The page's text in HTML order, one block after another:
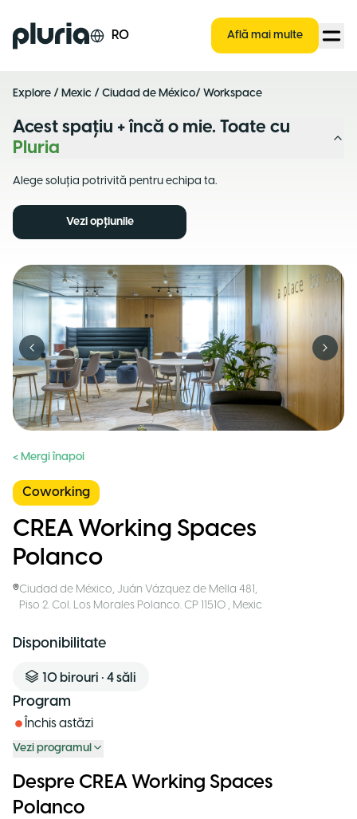
Logo Pluria RO Află mai multe
Explore / Mexic / Ciudad de México/ Workspace
Acest spațiu + încă o mie. Toate cu
Pluria
Alege soluția potrivită pentru echipa ta.
Vezi opțiunile
Previous slide Next
< Mergi înapoi
Coworking
CREA Working Spaces
Polanco
Ciudad de México,Juán Vázquez de Mella 481,
Piso 2. Col. Los Morales Polanco. CP 11510 , Mexic
Disponibilitate
10 birouri • 4săli
Program
Închis astăzi
Vezi programul
Despre CREA Working Spaces
Polanco